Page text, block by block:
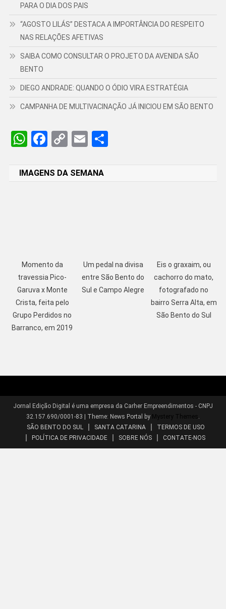
PARA O DIA DOS PAIS
“AGOSTO LILÁS” DESTACA A IMPORTÂNCIA DO RESPEITO
NAS RELAÇÕES AFETIVAS
SAIBA COMO CONSULTAR O PROJETO DA AVENIDA SÃO
BENTO
DIEGO ANDRADE: QUANDO O ÓDIO VIRA ESTRATÉGIA
CAMPANHA DE MULTIVACINAÇÃO JÁ INICIOU EM SÃO BENTO
WhatsApp
Facebook
CopyEmailShare
IMAGENS DA SEMANA
Momento da
travessia Pico-
Garuva x Monte
Crista, feita pelo
Grupo Perdidos no
Barranco, em 2019
Um pedal na divisa
entre São Bento do
Sul e Campo Alegre
Eis o graxaim, ou
cachorro do mato,
fotografado no
bairro Serra Alta, em
São Bento do Sul
Jornal Edição Digital é uma empresa da Carher Empreendimentos - CNPJ
32.157.690/0001-83
Theme: News Portal by Mystery Themes .
SÃO BENTO DO SUL
SANTA CATARINA
TERMOS DE USO
POLÍTICA DE PRIVACIDADE
SOBRE NÓS CONTATE-NOS